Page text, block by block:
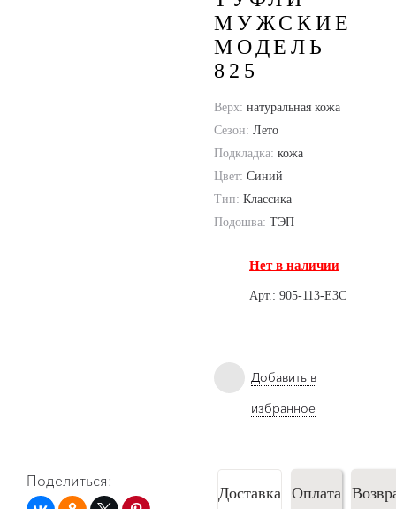
МУЖСКИЕ
МОДЕЛЬ
825
Верх: натуральная кожа
Сезон: Лето
Подкладка: кожа
Цвет: Синий
Тип: Классика
Подошва: ТЭП
Нет в наличии
Арт.: 905-113-E3C
Добавить в
избранное
Поделиться:
Доставка Оплата